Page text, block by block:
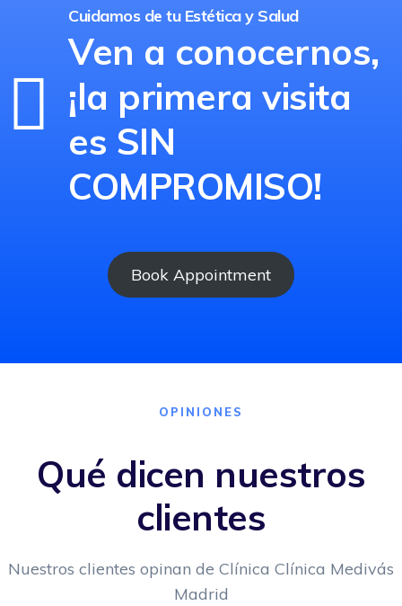
Bielsa
Cuidamos de tu Estética y Salud
Ven a conocernos,
¡la primera visita
es SIN
COMPROMISO!
Book Appointment
OPINIONES
Qué dicen nuestros
clientes
Nuestros clientes opinan de Clínica Clínica Medivás
Madrid